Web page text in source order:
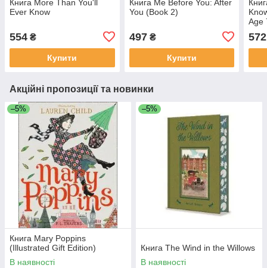
Книга More Than You'll
Ever Know
554 ₴
Купити
Книга Me Before You: After
You (Book 2)
497₴
Купити
Age
572
Акційні пропозиції та новинки
–5%
Книга Mary Poppins
(Illustrated Gift Edition)
В наявності
–5%
Книга The Wind in the Willows
В наявності